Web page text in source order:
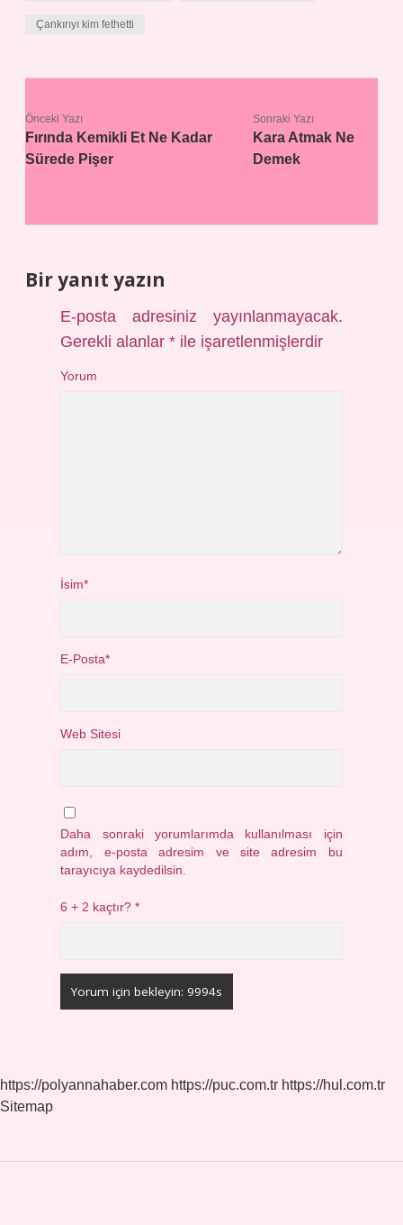
Çankırıyı kim fethetti
Önceki Yazı
Fırında Kemikli Et Ne Kadar
Sürede Pişer
Sonraki Yazı
Kara Atmak Ne
Demek
Bir yanıt yazın
E-posta adresiniz yayınlanmayacak.
Gerekli alanlar* ile işaretlenmişlerdir
Yorum
İsim*
E-Posta*
Web Sitesi
Daha sonraki yorumlarımda kullanılması için
adım, e-posta adresim ve site adresim bu
tarayıcıya kaydedilsin.
6 + 2 kaçtır?*
https://polyannahaber.com https://puc.com.tr https://hul.com.tr
Sitemap